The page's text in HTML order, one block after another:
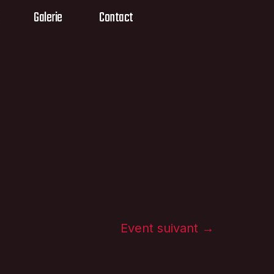
Galerie Contact
Event suivant →